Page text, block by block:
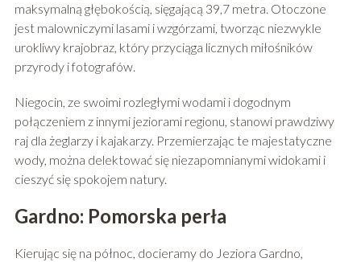
maksymalną głębokością, sięgającą 39,7 metra. Otoczone
jest malowniczymi lasami i wzgórzami, tworząc niezwykle
urokliwy krajobraz, który przyciąga licznych miłośników
przyrody i fotografów.
Niegocin, ze swoimi rozległymi wodami i dogodnym
połączeniem z innymi jeziorami regionu, stanowi prawdziwy
raj dla żeglarzy i kajakarzy. Przemierzając te majestatyczne
wody, można delektować się niezapomnianymi widokami i
cieszyć się spokojem natury.
Gardno: Pomorska perła
Kierując się na północ, docieramy do Jeziora Gardno,